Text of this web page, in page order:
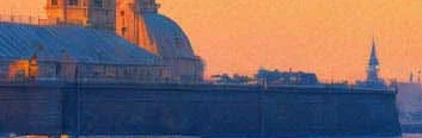
Один из ведущих музыкальных театров Европы —
период отмены спектаклей было связано с
Тем не менее, город Моцарта и Шуберта не
бесплатно на